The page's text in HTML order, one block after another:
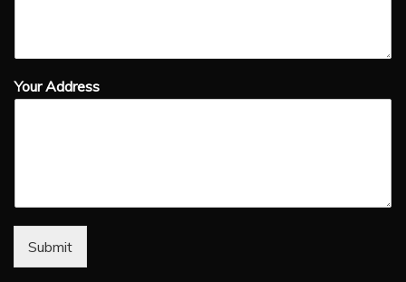
Your Address
Submit